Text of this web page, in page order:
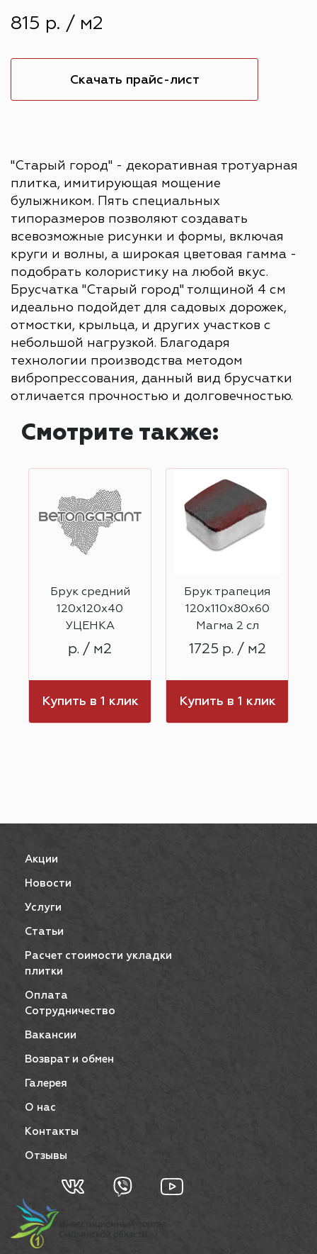
815 р. / м2
Скачать прайс-лист
"Старый город" - декоративная тротуарная
плитка, имитирующая мощение
булыжником. Пять специальных
типоразмеров позволяют создавать
всевозможные рисунки и формы, включая
круги и волны, а широкая цветовая гамма -
подобрать колористику на любой вкус.
Брусчатка "Старый город" толщиной 4 см
идеально подойдет для садовых дорожек,
отмостки, крыльца, и других участков с
небольшой нагрузкой. Благодаря
технологии производства методом
вибропрессования, данный вид брусчатки
отличается прочностью и долговечностью.
Смотрите также:
Брук средний
120х120х40
УЦЕНКА
р. / м2
Купить в 1 клик
Брук трапеция
120х110х80х60
Магма 2 сл
1725 р. / м2
Купить в 1 клик
Акции
Новости
Услуги
Статьи
Расчет стоимости укладки
плитки
Оплата
Сотрудничество
Вакансии
Возврат и обмен
Галерея
О нас
Контакты
Отзывы